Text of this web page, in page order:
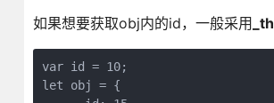
如果想要获取obj内的id，一般采用
var id = 10;
let obj = {